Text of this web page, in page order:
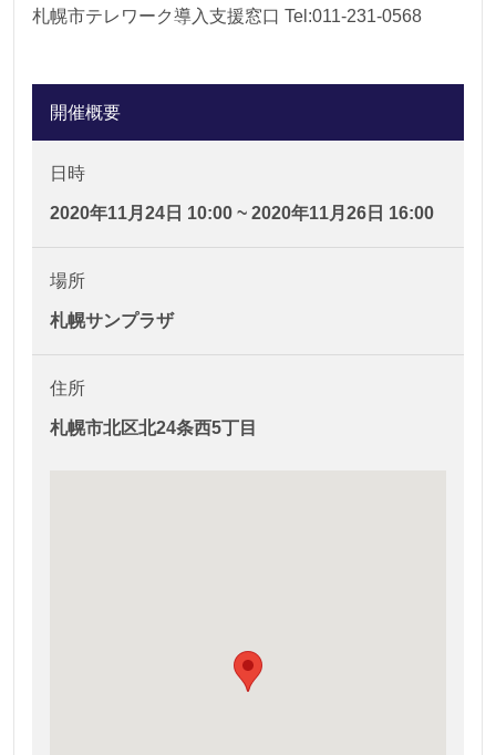
札幌市テレワーク導入支援窓口 Tel:011-231-0568
開催概要
日時
2020年11月24日 10:00 ~ 2020年11月26日 16:00
場所
札幌サンプラザ
住所
札幌市北区北24条西5丁目